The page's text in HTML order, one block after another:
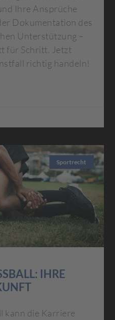
Ihre Ansprüche
Dokumentation des
Unterstützung –
für Schritt. Jetzt
richtig handeln!
Sportrecht
IHRE S
kann die Karriere